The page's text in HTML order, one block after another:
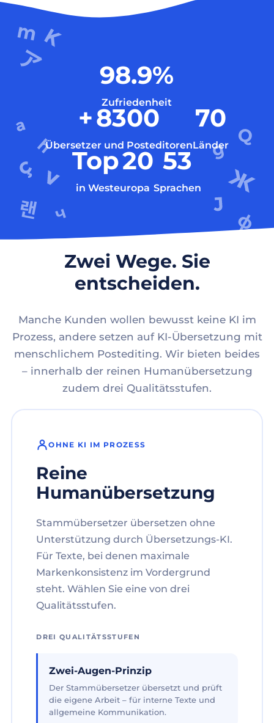
98.9%
Zufriedenheit
+8300
Übersetzer und Posteditoren
70
Länder
Top20
in Westeuropa
53
Sprachen
Zwei Wege. Sie
entscheiden.
Manche Kunden wollen bewusst keine KI im
Prozess, andere setzen auf KI-Übersetzung mit
menschlichem Postediting. Wir bieten beides
– innerhalb der reinen Humanübersetzung
zudem drei Qualitätsstufen.
OHNE KI IM PROZESS
Reine
Humanübersetzung
Stammübersetzer übersetzen ohne
Unterstützung durch Übersetzungs-KI.
Für Texte, bei denen maximale
Markenkonsistenz im Vordergrund
steht. Wählen Sie eine von drei
Qualitätsstufen.
DREI QUALITÄTSSTUFEN
Zwei-Augen-Prinzip
Der Stammübersetzer übersetzt und prüft
die eigene Arbeit – für interne Texte und
allgemeine Kommunikation.